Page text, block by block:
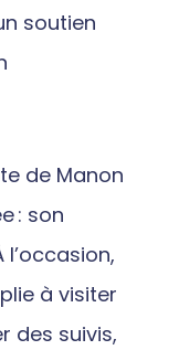
soutien
de Manon
: son
à visiter
des suivis,